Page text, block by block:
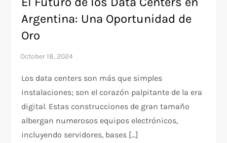
Argentina: Una Oportunidad de
Oro
Los data centers son más que simples
instalaciones; son el corazón palpitante de la era
digital. Estas construcciones de gran tamaño
albergan numerosos equipos electrónicos,
incluyendo servidores, bases […]